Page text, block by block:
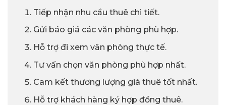
Tiếp nhận nhu cầu thuê chi tiết.
Gửi báo giá các văn phòng phù hợp.
Hỗ trợ đi xem văn phòng thực tế.
Tư vấn chọn văn phòng phù hợp nhất.
Cam kết thương lượng giá thuê tốt nhất.
Hỗ trợ khách hàng ký hợp đồng thuê.